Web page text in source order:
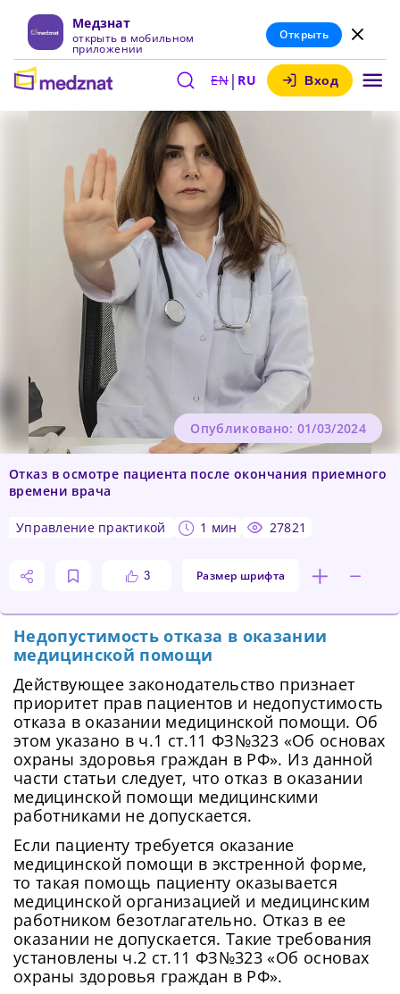
Медзнат
открыть в мобильном
приложении
Открыть
EN| RU Вход
Отказ в осмотре пациента после окончания приемного
времени врача
управление практикой 1 мин 27821
3 Размер шрифта
Опубликовано: 01/03/2024
Недопустимость отказа в оказании
медицинской помощи
Действующее законодательство признает
приоритет прав пациентов и недопустимость
отказа в оказании медицинской помощи. Об
этом указано в ч.1 ст.11 ФЗ№323 «Об основах
охраны здоровья граждан в РФ». Из данной
части статьи следует, что отказ в оказании
медицинской помощи медицинскими
работниками не допускается.
Если пациенту требуется оказание
медицинской помощи в экстренной форме,
то такая помощь пациенту оказывается
медицинской организацией и медицинским
работником безотлагательно. Отказ в ее
оказании не допускается. Такие требования
установлены ч.2 ст.11 ФЗ№323 «Об основах
охраны здоровья граждан в РФ».